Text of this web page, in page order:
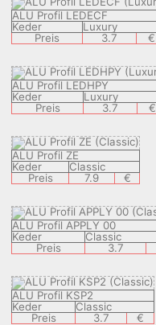
ALU Profil LEDECF
Keder
Luxury
Preis
3.7 €
ALU Profil LEDHPY
Keder
Luxury
Preis
3.7 €
ALU Profil ZE
Keder
Classic
Preis
7.9 €
ALU Profil APPLY 00
Keder
Classic
Preis
3.7
ALU Profil KSP2
Keder
Classic
Preis
3.7 €